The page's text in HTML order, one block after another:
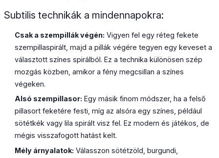
Subtilis technikák a mindennapokra:
Csak a szempillák végén: Vigyen fel egy réteg fekete
szempillaspirált, majd a pillák végére tegyen egy keveset a
választott színes spirálból. Ez a technika különösen szép
mozgás közben, amikor a fény megcsillan a színes
végeken.
Alsó szempillasor: Egy másik finom módszer, ha a felső
pillasort feketére festi, míg az alsóra egy színes, például
sötétkék vagy lila spirált visz fel. Ez modern és játékos, de
mégis visszafogott hatást kelt.
Mély árnyalatok: Válasszon sötétzöld, burgundi,